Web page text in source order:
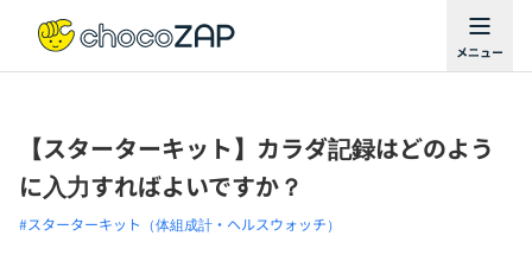
【スターターキット】カラダ記録はどのよう
に入力すればよいですか？
#スターターキット（体組成計・ヘルスウォッチ）